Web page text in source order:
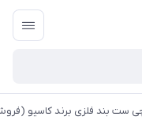
ست بند فلزی برند کاسیو